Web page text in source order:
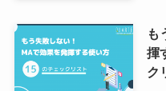
も
揮
ク